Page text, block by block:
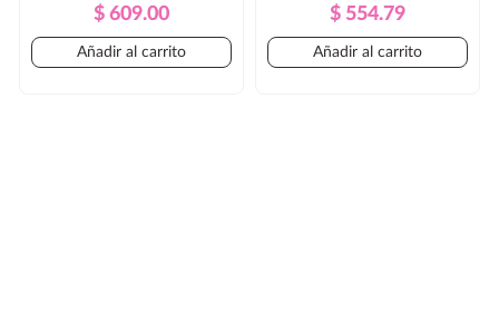
Precio
Regular
Precio
$ 609.00
Añadir al carrito
Precio
Regular
Precio
$ 554.79
Añadir al carrito